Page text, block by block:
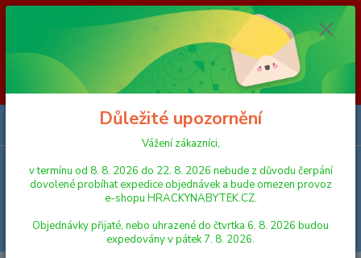
Vážení zákazníci, v termínu od 8. 8. 2026 do 23. 8. 2026 nebude z
důvodu čerpání dovolené probíhat expedice objednávek a bude omezen
provoz e-shopu HRACKYNABYTEK.CZ. Objednávky přijaté, nebo
uhrazené do čtvrtka 6. 8. 2026 budou expedovány v pátek 7. 8. 2026.
Objednávky přijaté, nebo uhrazené od pátku 7. 8. 2026 do neděle 23. 8.
2026 budou postupně expedovány od pondělí 24. 8. 2026. Děkujeme za
pochopení HRACKYNABYTEK.CZ
Menu
Hledat
Důležité upozornění
Vážení zákazníci,
v termínu od 8. 8. 2026 do 22. 8. 2026 nebude z důvodu čerpání
dovolené probíhat expedice objednávek a bude omezen provoz
e-shopu HRACKYNABYTEK.CZ.
Objednávky přijaté, nebo uhrazené do čtvrtka 6. 8. 2026 budou
expedovány v pátek 7. 8. 2026.